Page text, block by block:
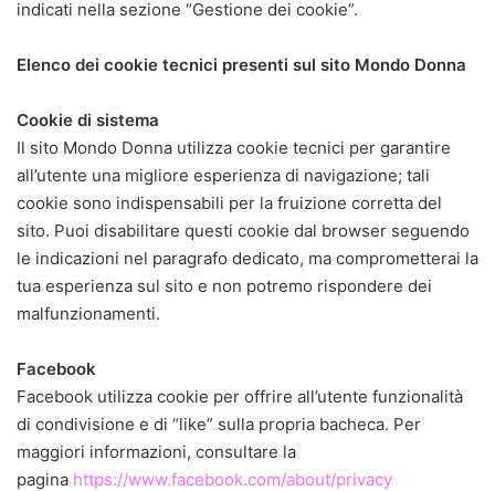
indicati nella sezione “Gestione dei cookie”.
Elenco dei cookie tecnici presenti sul sito Mondo Donna
Cookie di sistema
Il sito Mondo Donna utilizza cookie tecnici per garantire
all’utente una migliore esperienza di navigazione; tali
cookie sono indispensabili per la fruizione corretta del
sito. Puoi disabilitare questi cookie dal browser seguendo
le indicazioni nel paragrafo dedicato, ma comprometterai la
tua esperienza sul sito e non potremo rispondere dei
malfunzionamenti.
Facebook
Facebook utilizza cookie per offrire all’utente funzionalità
di condivisione e di “like” sulla propria bacheca. Per
maggiori informazioni, consultare la
pagina https://www.facebook.com/about/privacy